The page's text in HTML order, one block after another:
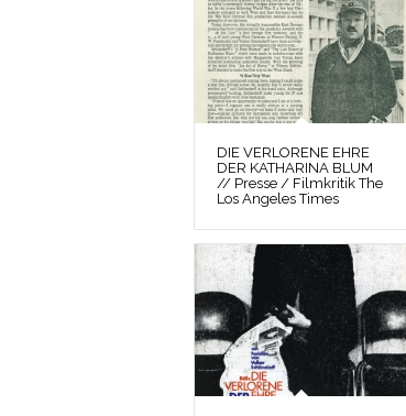
DIE VERLORENE EHRE
DER KATHARINA BLUM
// Presse / Filmkritik The
Los Angeles Times